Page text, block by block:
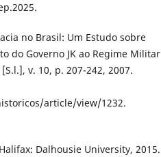
no Brasil: Um Estudo sobre
do Governo JK ao Regime Militar
v. 10, p. 207-242, 2007.
article/view/1232.
Dalhousie University, 2015.